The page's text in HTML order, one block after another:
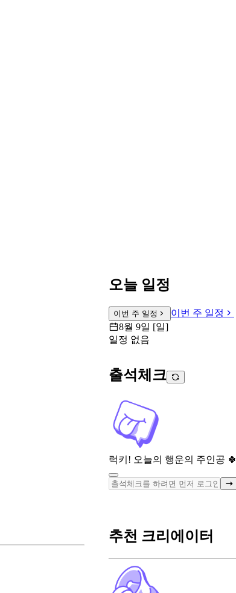
오늘 일정
이번 주 일정
이번 주 일정
8월 9일 [일]
일정 없음
출석체크
럭키! 오늘의 행운의 주인공 🍀
추천 크리에이터